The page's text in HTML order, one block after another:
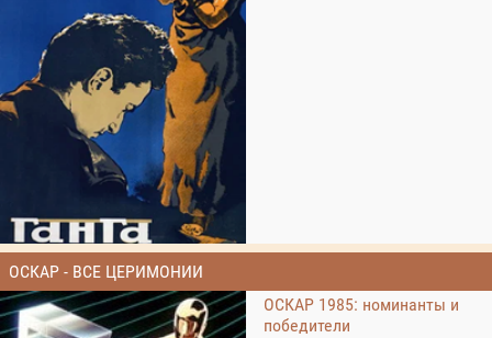
ОСКАР - ВСЕ ЦЕРИМОНИИ
ОСКАР 1985: номинанты и
победители